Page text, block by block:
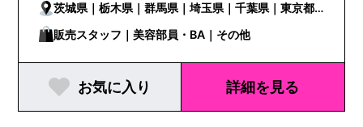
茨城県｜栃木県｜群馬県｜埼玉県｜千葉県｜東京都
｜神奈川県｜新潟県｜富山県｜石川県｜福井県｜山
梨県｜長野県｜岐阜県｜静岡県｜愛知県｜三重県｜
滋賀県｜京都府｜大阪府｜兵庫県｜奈良県｜和歌山
県｜鳥取県｜島根県｜岡山県｜広島県｜山口県｜徳
販売スタッフ｜美容部員・BA｜その他
お気に入り 詳細を見る